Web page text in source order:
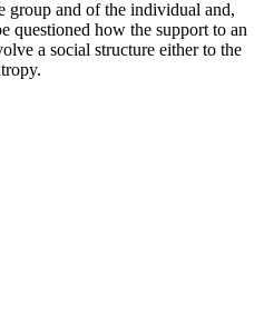
group and of the individual and,
questioned how the support to an
a social structure either to the